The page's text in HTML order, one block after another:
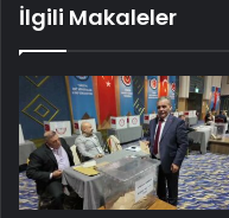
İlgili Makaleler